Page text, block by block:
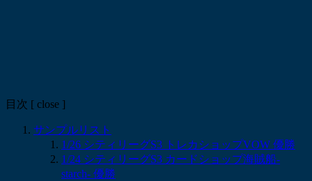
目次 [ close ]
サンプルリスト
1/26 シティリーグS3 トレカショップVOW 優勝
1/24 シティリーグS3 カードショップ海賊船-
starch- 優勝